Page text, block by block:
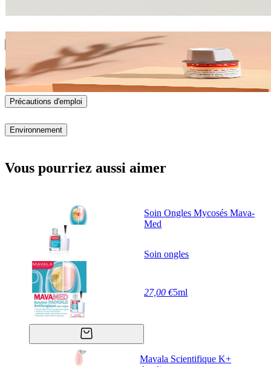
Conseils d'utilisation
Ingrédients
Précautions d'emploi
Environnement
Vous pourriez aussi aimer
Soin Ongles Mycosés Mava-
Med
Soin ongles
27,00 €5ml
Mavala Scientifique K+